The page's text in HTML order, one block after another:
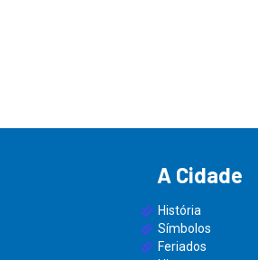
A Cidade
História
Símbolos
Feriados